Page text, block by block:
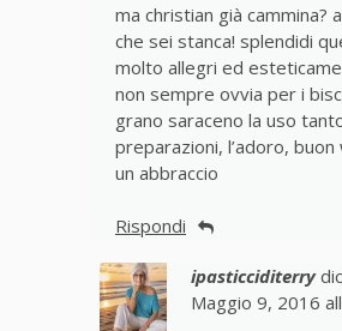
ma christian già cammina?
che sei stanca! splendidi
molto allegri ed
non sempre ovvia per i
grano saraceno la uso
preparazioni, l’adoro,
un abbraccio
Rispondi
ipasticciditerry
Maggio 9, 2016